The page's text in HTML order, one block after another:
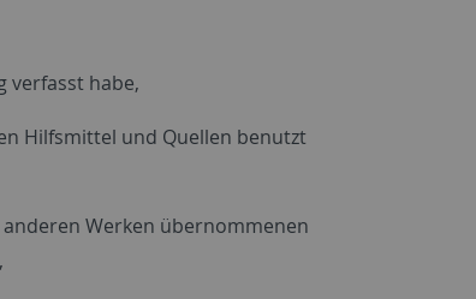
verfasst habe,
Hilfsmittel und Quellen benutzt
Werken übernommenen